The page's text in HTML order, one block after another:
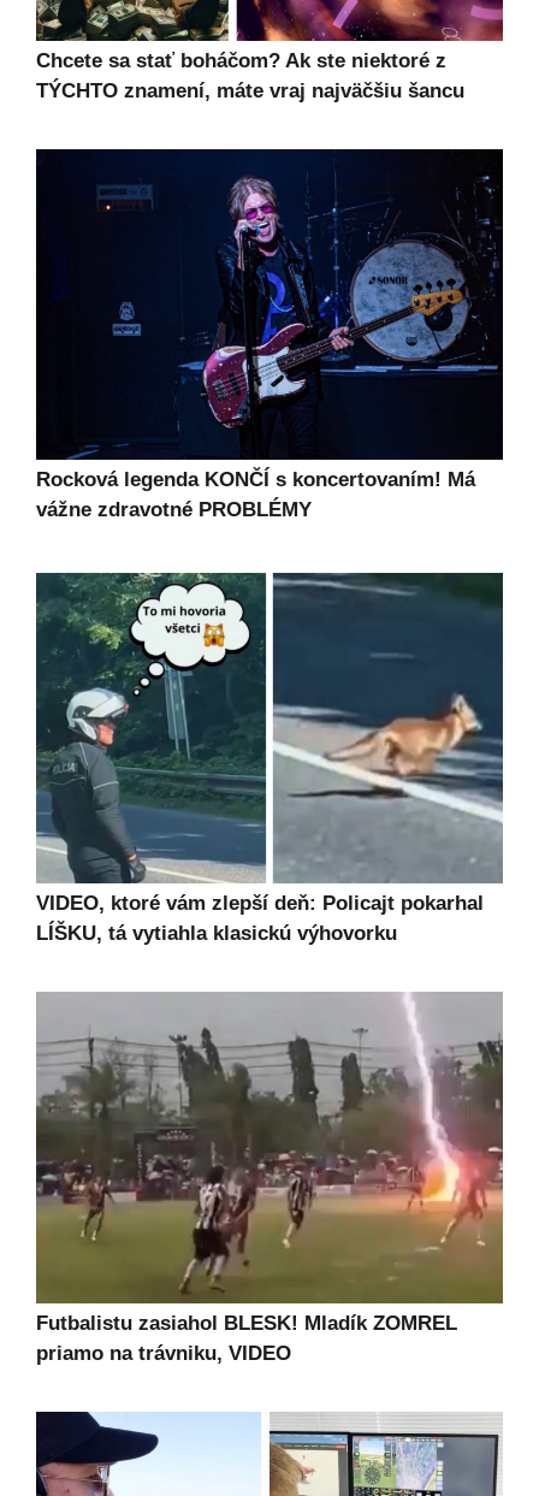
Chcete sa stať boháčom? Ak ste niektoré z
TÝCHTO znamení, máte vraj najväčšiu šancu
Rocková legenda KONČÍ s koncertovaním! Má
vážne zdravotné PROBLÉMY
VIDEO, ktoré vám zlepší deň: Policajt pokarhal
LÍŠKU, tá vytiahla klasickú výhovorku
Futbalistu zasiahol BLESK! Mladík ZOMREL
priamo na trávniku, VIDEO